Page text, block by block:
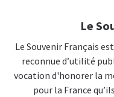
Le
Le Souvenir Français
reconnue d’utilité
vocation d'honorer la
pour la France